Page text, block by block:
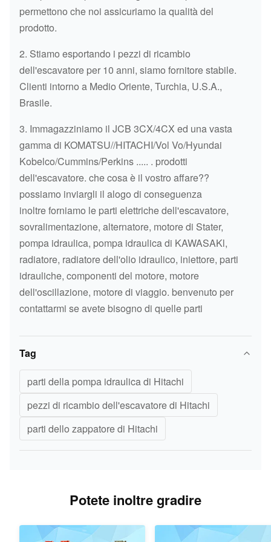
PIENO
HITACHI
UH063 UH07-5 UH09-7 UH04-7
EX40-1 EX45-1 EX50UR EX60-
1/2/3/5 EX70 EX90 EX100
EX100-W/WD-2/2/3/4
EX210 EX220-1/3/7 EX220-2/5
EX225 EX240 EX270-1/5 EX280-
1 EX300-1/2/3/5/6 EX320 EX330
EX350 EX400 EX400-5 UH03-
3/5/7 UH04/2/5 UH05 UN055-7
UH06 UH07 ZAX60 ZAX70
ZAX120 ZAX200 ZX230 ZAX240
ZAX250 ZAX330 ZAX350
ZAX360 ZAX360
E40B E70 E70B E110 E120B
E140 E180 E200B E240 E300
E245B/D E307 E311B E312C/CL
E322 E325 E330 E350 E375
E450
permettono che noi assicuriamo la qualità del
prodotto.
2. Stiamo esportando i pezzi di ricambio
dell'escavatore per 10 anni, siamo fornitore stabile.
Clienti intorno a Medio Oriente, Turchia, U.S.A.,
Brasile.
3. Immagazziniamo il JCB 3CX/4CX ed una vasta
gamma di KOMATSU//HITACHI/Vol Vo/Hyundai
Kobelco/Cummins/Perkins ..... . prodotti
dell'escavatore. che cosa è il vostro affare??
possiamo inviargli il alogo di conseguenza
inoltre forniamo le parti elettriche dell'escavatore,
sovralimentazione, alternatore, motore di Stater,
pompa idraulica, pompa idraulica di KAWASAKl,
radiatore, radiatore dell'olio idraulico, iniettore, parti
idrauliche, componenti del motore, motore
dell'oscillazione, motore di viaggio. benvenuto per
contattarmi se avete bisogno di quelle parti
Tag
parti della pompa idraulica di Hitachi
pezzi di ricambio dell'escavatore di Hitachi
parti dello zappatore di Hitachi
Potete inoltre gradire